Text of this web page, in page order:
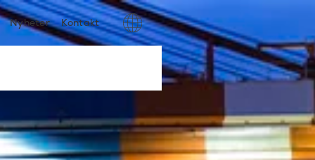
Nyheter Kontakt